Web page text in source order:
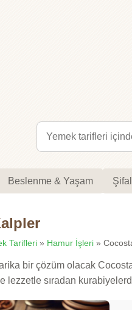
Beslenme & Yaşam
Tarifleri » Hamur İşleri »
bir çözüm olacak
lezzetle sıradan